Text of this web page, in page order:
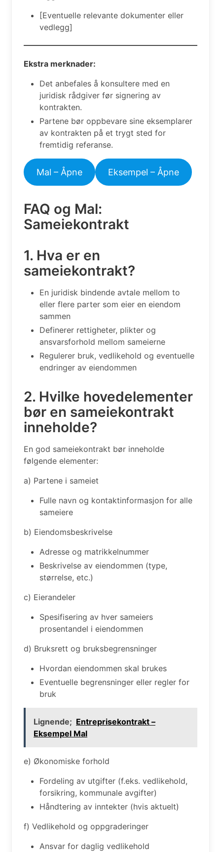
[Eventuelle relevante dokumenter eller
vedlegg]
Ekstra merknader:
Det anbefales å konsultere med en
juridisk rådgiver før signering av
kontrakten.
Partene bør oppbevare sine eksemplarer
av kontrakten på et trygt sted for
fremtidig referanse.
Mal – Åpne Eksempel – Åpne
FAQ og Mal:
Sameiekontrakt
1. Hva er en
sameiekontrakt?
En juridisk bindende avtale mellom to
eller flere parter som eier en eiendom
sammen
Definerer rettigheter, plikter og
ansvarsforhold mellom sameierne
Regulerer bruk, vedlikehold og eventuelle
endringer av eiendommen
2. Hvilke hovedelementer
bør en sameiekontrakt
inneholde?
En god sameiekontrakt bør inneholde
følgende elementer:
a) Partene i sameiet
Fulle navn og kontaktinformasjon for alle
sameiere
b) Eiendomsbeskrivelse
Adresse og matrikkelnummer
Beskrivelse av eiendommen (type,
størrelse, etc.)
c) Eierandeler
Spesifisering av hver sameiers
prosentandel i eiendommen
d) Bruksrett og bruksbegrensninger
Hvordan eiendommen skal brukes
Eventuelle begrensninger eller regler for
bruk
Lignende; Entreprisekontrakt –
Eksempel Mal
e) Økonomiske forhold
Fordeling av utgifter (f.eks. vedlikehold,
forsikring, kommunale avgifter)
Håndtering av inntekter (hvis aktuelt)
f) Vedlikehold og oppgraderinger
Ansvar for daglig vedlikehold